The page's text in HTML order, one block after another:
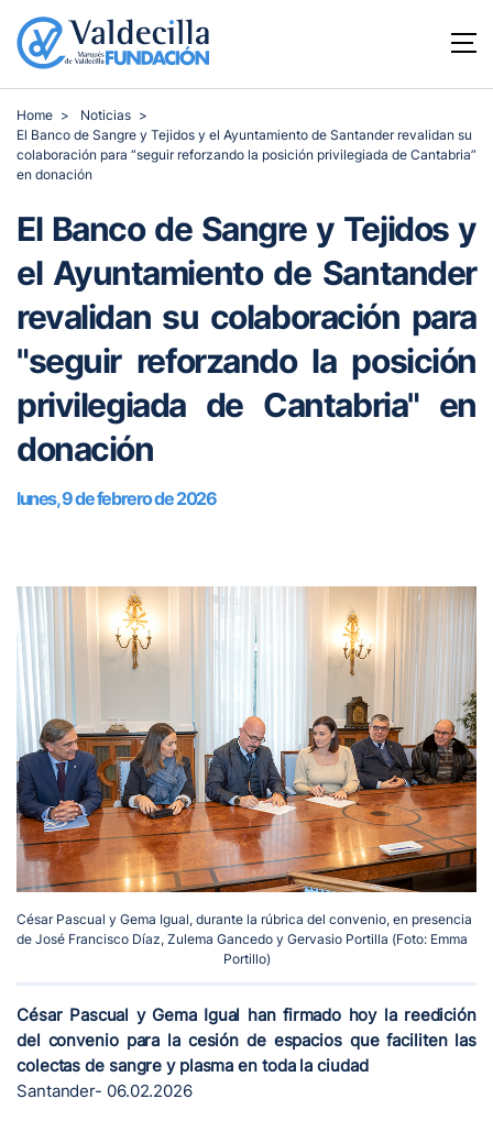
Home
Noticias
El Banco de Sangre y Tejidos y el Ayuntamiento de Santander revalidan su
colaboración para “seguir reforzando la posición privilegiada de Cantabria”
en donación
El Banco de Sangre y Tejidos y
el Ayuntamiento de Santander
revalidan su colaboración para
"seguir reforzando la posición
privilegiada de Cantabria" en
donación
lunes, 9 de febrero de 2026
César Pascual y Gema Igual, durante la rúbrica del convenio, en presencia
de José Francisco Díaz, Zulema Gancedo y Gervasio Portilla (Foto: Emma
Portillo)
César Pascual y Gema Igual han firmado hoy la reedición
del convenio para la cesión de espacios que faciliten las
colectas de sangre y plasma en toda la ciudad
Santander- 06.02.2026